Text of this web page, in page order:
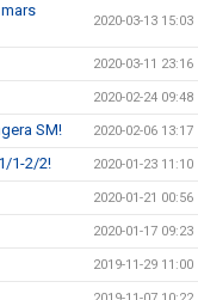
2020-03-13 15:03
2020-03-11 23:16
2020-02-24 09:48
SM! 2020-02-06 13:17
1-2/2! 2020-01-23 11:10
2020-01-21 00:56
2020-01-17 09:23
2019-11-29 11:00